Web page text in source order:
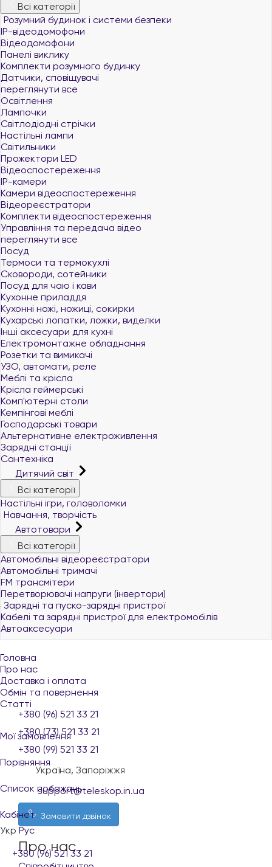
Всі категорії
Розумний будинок і системи безпеки
IP-відеодомофони
Відеодомофони
Панелі виклику
Комплекти розумного будинку
Датчики, сповіщувачі
переглянути все
Освітлення
Лампочки
Світлодіодні стрічки
Настільні лампи
Світильники
Прожектори LED
Відеоспостереження
IP-камери
Камери відеоспостереження
Відеореєстратори
Комплекти відеоспостереження
Управління та передача відео
переглянути все
Посуд
Термоси та термокухлі
Сковороди, сотейники
Посуд для чаю і кави
Кухонне приладдя
Кухонні ножі, ножиці, сокирки
Кухарські лопатки, ложки, виделки
Інші аксесуари для кухні
Електромонтажне обладнання
Розетки та вимикачі
УЗО, автомати, реле
Меблі та крісла
Крісла геймерські
Комп'ютерні столи
Кемпінгові меблі
Господарські товари
Альтернативне електроживлення
Зарядні станції
Сантехніка
Дитячий світ
Всі категорії
Настільні ігри, головоломки
Навчання, творчість
Автотовари
Всі категорії
Автомобільні відеореєстратори
Автомобільні тримачі
FM трансмітери
Перетворювачі напруги (інвертори)
Зарядні та пуско-зарядні пристрої
Кабелі та зарядні пристрої для електромобілів
Автоаксесуари
Головна
Про нас
Доставка і оплата
Обмін та повернення
Статті
Мої замовлення
Порівняння
Список побажань
Кабінет
Укр Рус
+380 (96) 521 33 21
+380 (96) 521 33 21
+380 (73) 521 33 21
+380 (99) 521 33 21
Україна, Запоріжжя
support@teleskop.in.ua
Замовити дзвінок
Про нас